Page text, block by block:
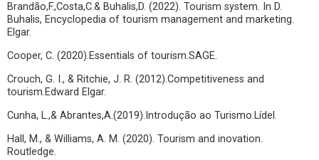
Brandão,F.,Costa,C.& Buhalis,D. (2022). Tourism system. In D.
Buhalis, Encyclopedia of tourism management and marketing.
Elgar.
Cooper, C. (2020).Essentials of tourism.SAGE.
Crouch, G. I., & Ritchie, J. R. (2012).Competitiveness and
tourism.Edward Elgar.
Cunha, L.,& Abrantes,A.(2019).Introdução ao Turismo.Lídel.
Hall, M., & Williams, A. M. (2020). Tourism and inovation.
Routledge.